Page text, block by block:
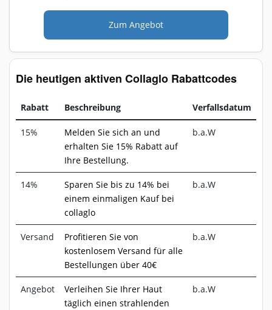
Zum Angebot
Die heutigen aktiven Collaglo Rabattcodes
Rabatt Beschreibung Verfallsdatum
15%
Melden Sie sich an und
erhalten Sie 15% Rabatt auf
Ihre Bestellung.
b.a.W
14%
Sparen Sie bis zu 14% bei
einem einmaligen Kauf bei
collaglo
b.a.W
Versand
Profitieren Sie von
kostenlosem Versand für alle
Bestellungen über 40€
b.a.W
Angebot
Verleihen Sie Ihrer Haut
täglich einen strahlenden
b.a.W